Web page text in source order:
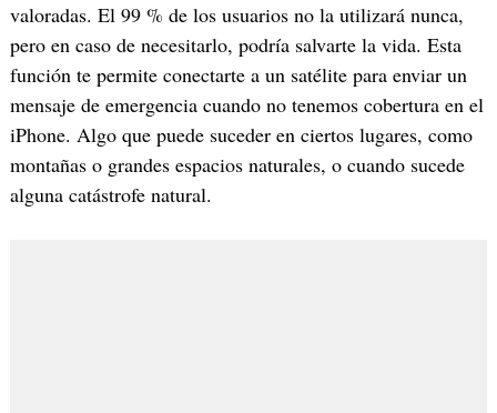
valoradas. El 99 % de los usuarios no la utilizará nunca,
pero en caso de necesitarlo, podría salvarte la vida. Esta
función te permite conectarte a un satélite para enviar un
mensaje de emergencia cuando no tenemos cobertura en el
iPhone. Algo que puede suceder en ciertos lugares, como
montañas o grandes espacios naturales, o cuando sucede
alguna catástrofe natural.